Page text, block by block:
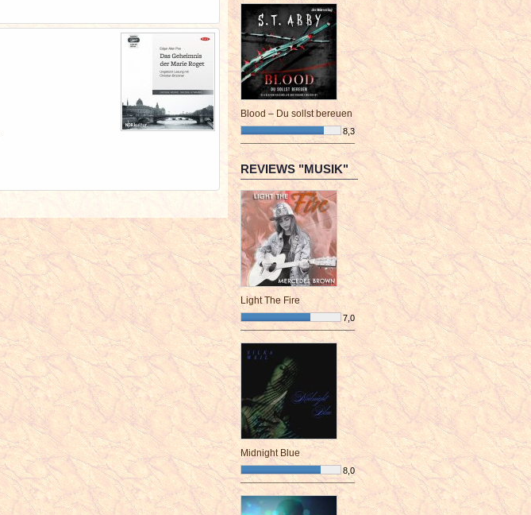
Blood – Du sollst bereuen
8,3
¯¯¯¯¯¯¯¯¯¯¯¯¯¯¯¯¯¯¯¯¯¯¯¯
REVIEWS "MUSIK"
Light The Fire
7,0
¯¯¯¯¯¯¯¯¯¯¯¯¯¯¯¯¯¯¯¯¯¯¯¯
Midnight Blue
8,0
¯¯¯¯¯¯¯¯¯¯¯¯¯¯¯¯¯¯¯¯¯¯¯¯